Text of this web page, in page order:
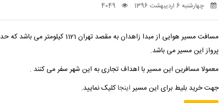
چهارشنبه 6 اردیبهشت 1396 4049
مسافت مسیر هوایی از مبدا زاهدان به مقصد تهران 1121 کیلومتر می باشد که حدود 1ساعت و 45 دقیقه طبق محاسبه
پرواز این مسیر می باشد.
معمولا مسافرین این مسیر با اهداف تجاری به این شهر سفر می کنند .
جهت خرید بلیط برای این مسیر اینجاکلیک نمایید.